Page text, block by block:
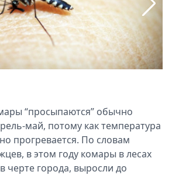
“просыпаются” обычно
май, потому как температура
прогревается. По словам
в этом году комары в лесах
черте города, выросли до